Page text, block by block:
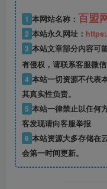
1 本网站名称： 百盟
2 本站永久网址：
3 本站文章部分内容可
有侵权，请联系客服微信
4 本站一切资源不代表
其真实性负责。
5 本站一律禁止以任何
客发现请向客服举报
6 本站资源大多存储在
会第一时间更新。